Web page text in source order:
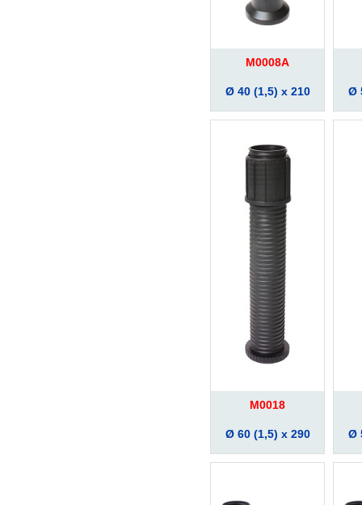
M0008A
Ø 40 (1,5) x 210 Ø
M0018
Ø 60 (1,5) x 290 Ø